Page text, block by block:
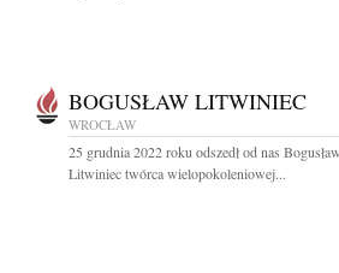
BOGUSŁAW LITWINIEC
WROCŁAW
25 grudnia 2022 roku odszedł od nas Bogusław
Litwiniec twórca wielopokoleniowej...